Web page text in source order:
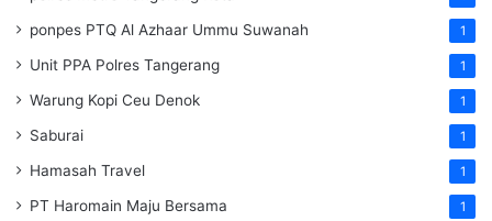
ponpes PTQ Al Azhaar Ummu Suwanah 1
Unit PPA Polres Tangerang 1
Warung Kopi Ceu Denok 1
Saburai 1
Hamasah Travel 1
PT Haromain Maju Bersama 1